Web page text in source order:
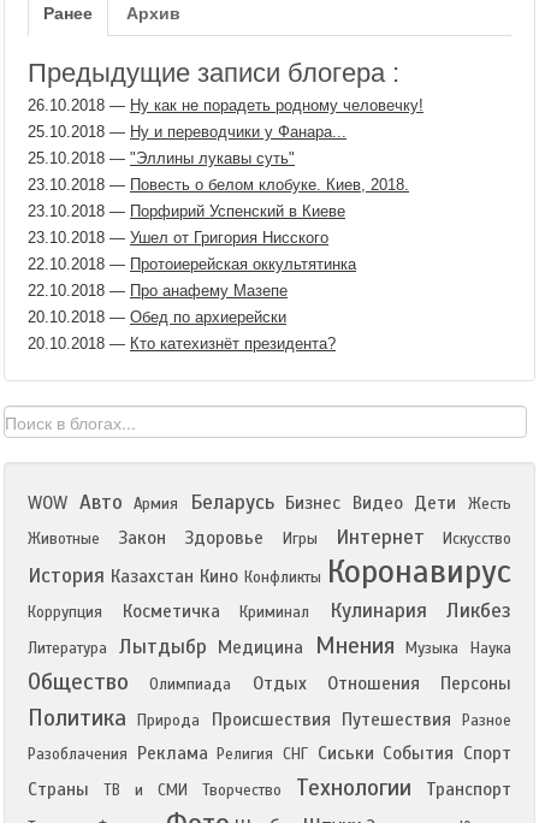
Ранее Архив
Предыдущие записи блогера :
26.10.2018 — Ну как не порадеть родному человечку!
25.10.2018 — Ну и переводчики у Фанара...
25.10.2018 — "Эллины лукавы суть"
23.10.2018 — Повесть о белом клобуке. Киев, 2018.
23.10.2018 — Порфирий Успенский в Киеве
23.10.2018 — Ушел от Григория Нисского
22.10.2018 — Протоиерейская оккультятинка
22.10.2018 — Про анафему Мазепе
20.10.2018 — Обед по архиерейски
20.10.2018 — Кто катехизнёт президента?
WOW Авто Армия Беларусь Бизнес Видео Дети
Жесть
Животные
Закон Здоровье Игры Интернет Искусство
История Казахстан Кино Конфликты Коронавирус
Коррупция Косметичка Криминал Кулинария Ликбез
Литература Лытдыбр Медицина Мнения Музыка Наука
Общество Олимпиада Отдых Отношения Персоны
Политика Природа Происшествия Путешествия
Разное
Разоблачения
Реклама Религия СНГ Сиськи События Спорт
Страны
ТВ и СМИ Творчество Технологии Транспорт